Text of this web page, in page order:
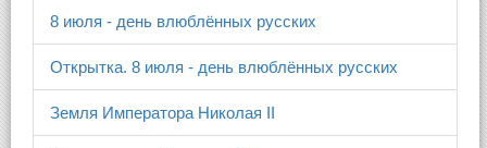
8 июля - день влюблённых русских
Открытка. 8 июля - день влюблённых русских
Земля Императора Николая II